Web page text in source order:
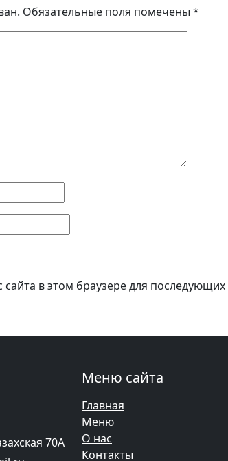
Обязательные поля помечены *
в этом браузере для
70А
Меню сайта
Главная
Меню
О нас
Контакты